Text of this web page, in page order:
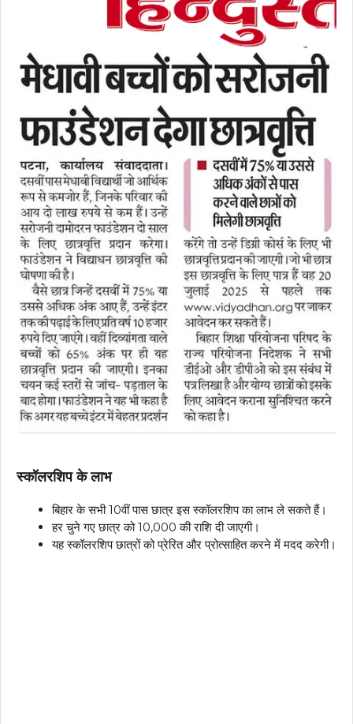
स्कॉलरशिप के लाभ
बिहार के सभी 10वीं पास छात्र इस स्कॉलरशिप का लाभ ले सकते हैं।
हर चुने गए छात्र को ₹10,000 की राशि दी जाएगी।
यह स्कॉलरशिप छात्रों को प्रेरित और प्रोत्साहित करने में मदद करेगी।